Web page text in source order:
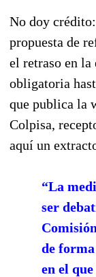
No doy
propuesta de
el retraso en
obligatoria
que publica la
Colpisa,
aquí un
“La
ser
de
en el